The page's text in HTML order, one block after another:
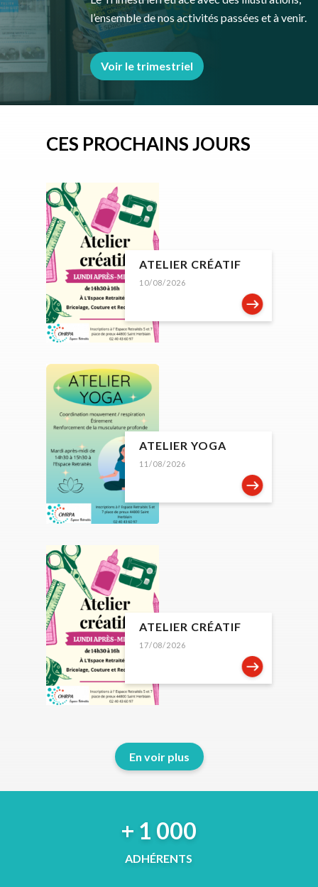
l’ensemble de nos activités passées et à venir.
Voir le trimestriel
CES PROCHAINS JOURS
10/08/2026
ATELIER CRÉATIF
11/08/2026
ATELIER YOGA
17/08/2026
ATELIER CRÉATIF
En voir plus
+ 1 000
ADHÉRENTS